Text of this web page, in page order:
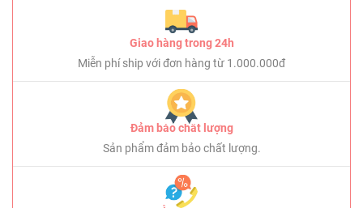
Giao hàng trong 24h
Miễn phí ship với đơn hàng từ 1.000.000đ
Đảm bảo chất lượng
Sản phẩm đảm bảo chất lượng.